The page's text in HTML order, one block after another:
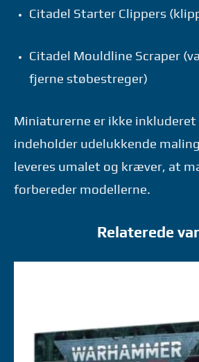
Citadel Starter Clippers
Citadel Mouldline Scraper
fjerne støbestreger)
Miniaturerne er ikke
indeholder udelukkende
leveres umalet og kræver, at
forbereder modellerne.
Relaterede